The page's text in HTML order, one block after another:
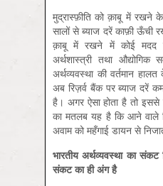
मुद्रास्‍फ़ीति को क़ाबू में रखने
सालों से ब्याज दरें काफ़ी ऊँची
क़ाबू में रखने में कोई मदद
अर्थशास्त्री तथा
अर्थव्यवस्था की वर्तमान
अब रिज़र्व बैंक पर ब्याज दरें
है। अगर ऐसा होता है तो
का मतलब यह है कि आने वाले
अवाम को महँगाई डायन से
भारतीय अर्थव्यवस्था का संकट
संकट का ही अंग है